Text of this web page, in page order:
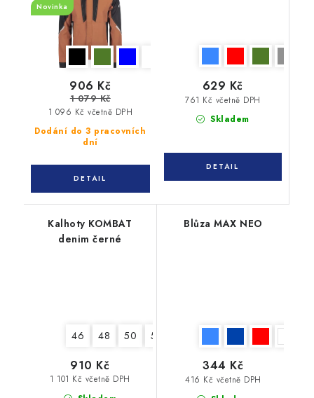
Novinka
Dodání do 3 pracovních
dní
1 096 Kč včetně DPH
906 Kč
1 079 Kč
Skladem
761 Kč včetně DPH
629 Kč
Kalhoty KOMBAT
denim černé
46 48 50 52
1 101 Kč včetně DPH
910 Kč
Blůza MAX NEO
416 Kč včetně DPH
344 Kč